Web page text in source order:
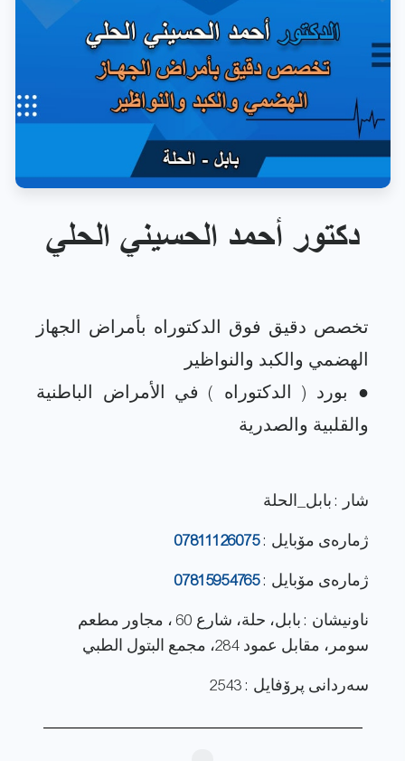
دكتور أحمد الحسيني الحلي
تخصص دقيق فوق الدكتوراه بأمراض الجهاز
● بورد ( الدكتوراه ) في الأمراض الباطنية
شار : بابل_الحلة
ژماره‌ی مۆبایل :07811126075
ژماره‌ی مۆبایل :07815954765
ناونيشان : بابل، حلة، شارع 60 ، مجاور مطعم
سومر، مقابل عمود 284، مجمع البتول الطبي
سەردانی پرۆفایل : 2543